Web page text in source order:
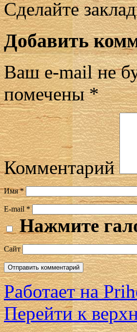
Сделайте
Добавить
Ваш e-mail не
помечены*
Комментарий
Имя*
E-mail *
Нажмите
Сайт
Работает на
Перейти к